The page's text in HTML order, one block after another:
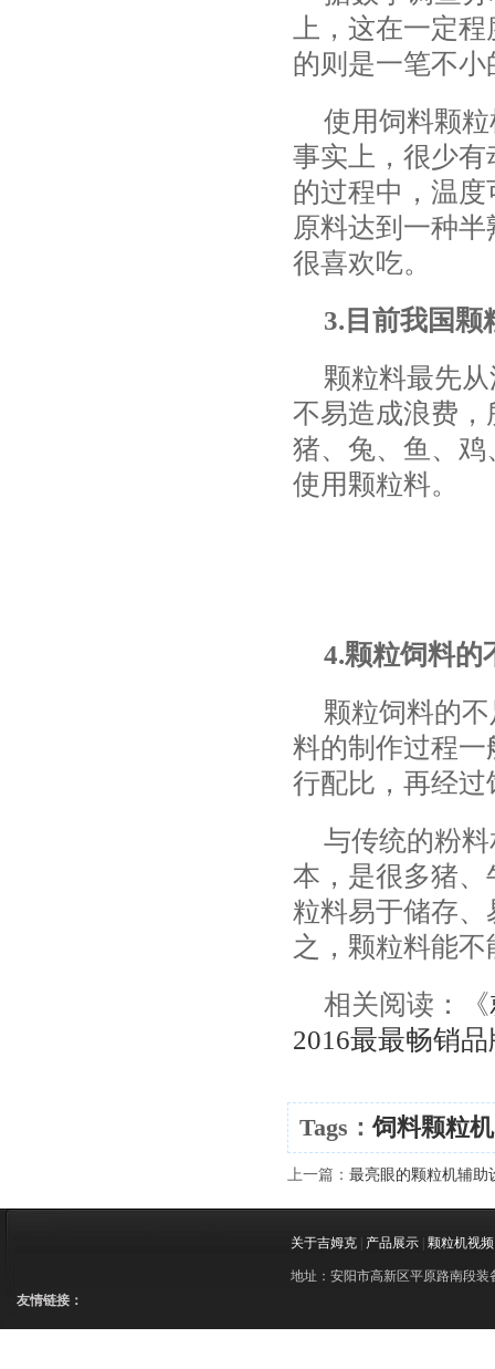
上，这在一定
的则是一笔不小
使用饲料颗
事实上，很少
的过程中，温
原料达到一种
很喜欢吃。
3.目前我国颗
颗粒料最先
不易造成浪费
猪、兔、鱼、
使用颗粒料。
4.颗粒饲料的
颗粒饲料的
料的制作过程
行配比，再经
与传统的粉
本，是很多猪
粒料易于储存
之，颗粒料能
相关阅读：《
2016最最畅销品
Tags：饲料颗粒机
上一篇： 最亮眼的颗粒机辅助
关于吉姆克 产品展示 颗粒机视频
地址：安阳市高新区平原路南段装
友情链接：